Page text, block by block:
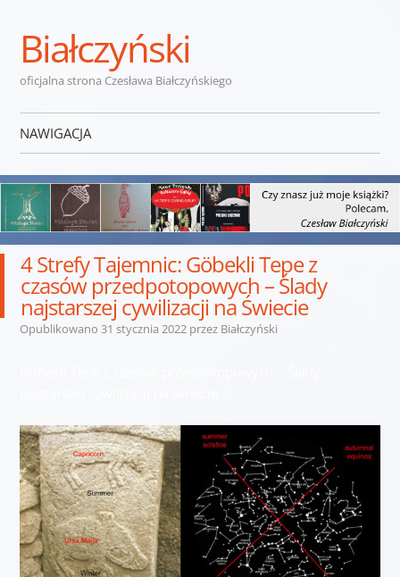
Białczyński
oficjalna strona Czesława Białczyńskiego
NAWIGACJA
4 Strefy Tajemnic: Göbekli Tepe z
czasów przedpotopowych – Ślady
najstarszej cywilizacji na Świecie
Opublikowano 31 stycznia 2022przez Białczyński